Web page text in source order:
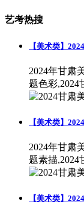
艺考热搜
【美术类】
2024年甘肃
题色彩,2024
【美术类】
2024年甘肃
题素描,2024
【美术类】